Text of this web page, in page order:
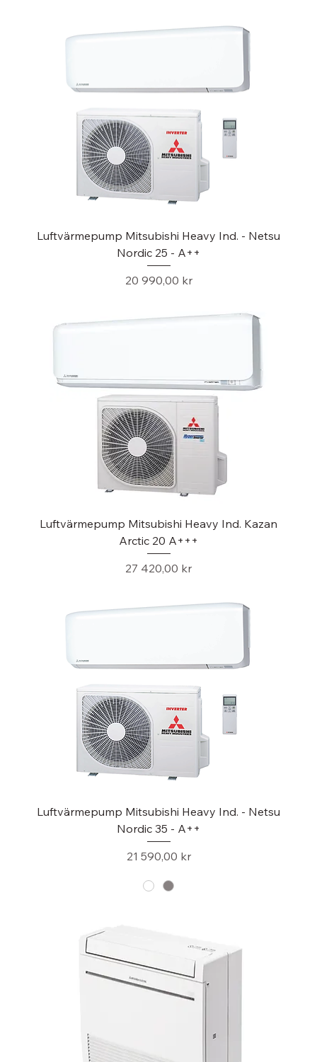
Luftvärmepump Mitsubishi Heavy Ind. - Netsu
Nordic 25 - A++
Pris
20 990,00 kr
Luftvärmepump Mitsubishi Heavy Ind. Kazan
Arctic 20 A+++
Pris
27 420,00 kr
Luftvärmepump Mitsubishi Heavy Ind. - Netsu
Nordic 35 - A++
Pris
21 590,00 kr